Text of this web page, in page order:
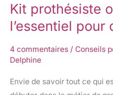
Kit prothésiste
l’essentiel pour
4 commentaires / Conseils
Delphine
Envie de savoir tout ce qui
démarrer